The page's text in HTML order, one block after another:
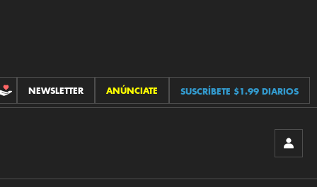
CONTRIBUCIONES
NEWSLETTER ANÚNCIATE SUSCRÍBETE $1.99 DIARIOS